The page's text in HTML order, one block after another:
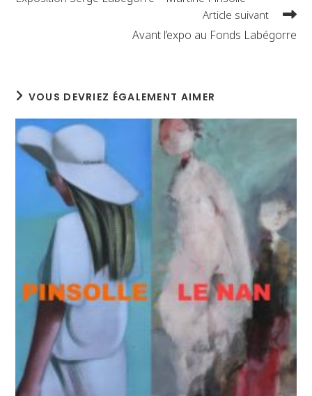
Article suivant
Avant l’expo au Fonds Labégorre
VOUS DEVRIEZ ÉGALEMENT AIMER